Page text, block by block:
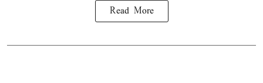
Read More